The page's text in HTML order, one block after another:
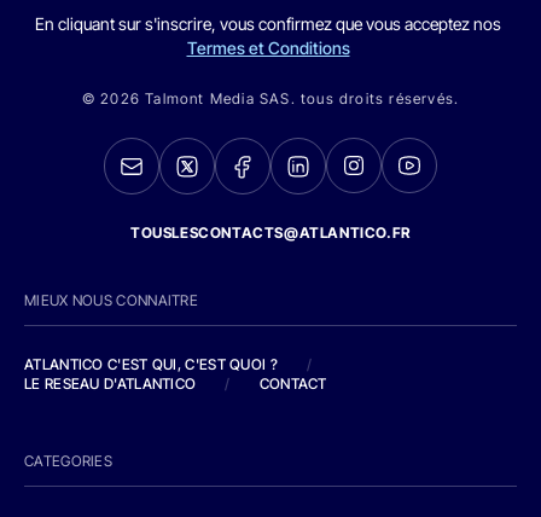
En cliquant sur s'inscrire, vous confirmez que vous acceptez nos
Termes et Conditions
© 2026 Talmont Media SAS. tous droits réservés.
TOUSLESCONTACTS@ATLANTICO.FR
MIEUX NOUS CONNAITRE
ATLANTICO C'EST QUI, C'EST QUOI ?
/
LE RESEAU D'ATLANTICO
/ CONTACT
CATEGORIES